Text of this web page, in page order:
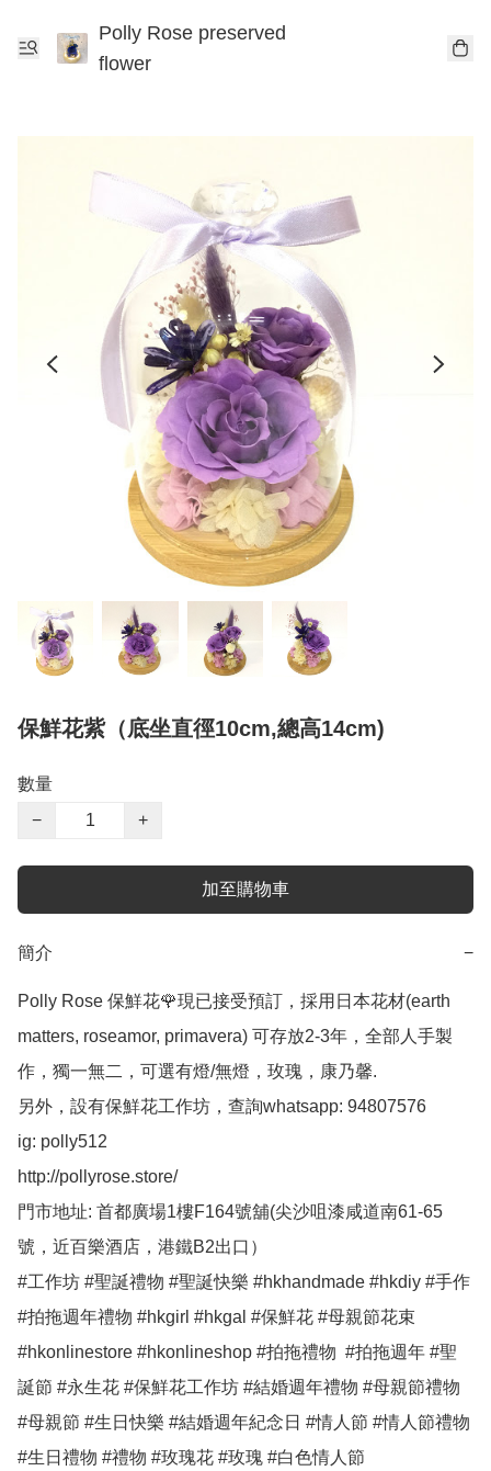
Polly Rose preserved
flower
保鮮花紫（底坐直徑10cm,總高14cm)
數量
−
+
加至購物車
簡介 −
Polly Rose 保鮮花🌹現已接受預訂，採用日本花材(earth
matters, roseamor, primavera) 可存放2-3年，全部人手製
作，獨一無二，可選有燈/無燈，玫瑰，康乃馨.
另外，設有保鮮花工作坊，查詢whatsapp: 94807576
ig: polly512
http://pollyrose.store/
門市地址: 首都廣場1樓F164號舖(尖沙咀漆咸道南61-65
號，近百樂酒店，港鐵B2出口）
#工作坊 #聖誕禮物 #聖誕快樂 #hkhandmade #hkdiy #手作
#拍拖週年禮物 #hkgirl #hkgal #保鮮花 #母親節花束
#hkonlinestore #hkonlineshop #拍拖禮物  #拍拖週年 #聖
誕節 #永生花 #保鮮花工作坊 #結婚週年禮物 #母親節禮物
#母親節 #生日快樂 #結婚週年紀念日 #情人節 #情人節禮物
#生日禮物 #禮物 #玫瑰花 #玫瑰 #白色情人節